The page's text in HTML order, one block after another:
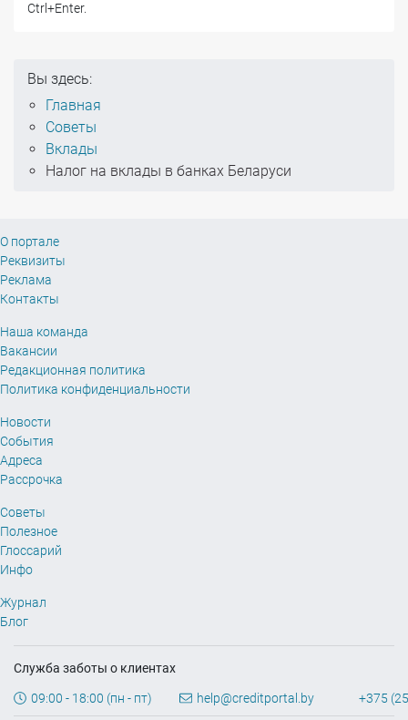
Ctrl+Enter.
Вы здесь:
Главная
Советы
Вклады
Налог на вклады в банках Беларуси
О портале
Реквизиты
Реклама
Контакты
Наша команда
Вакансии
Редакционная политика
Политика конфиденциальности
Новости
События
Адреса
Рассрочка
Советы
Полезное
Глоссарий
Инфо
Журнал
Блог
Служба заботы о клиентах
09:00 - 18:00 (пн - пт) help@creditportal.by +375